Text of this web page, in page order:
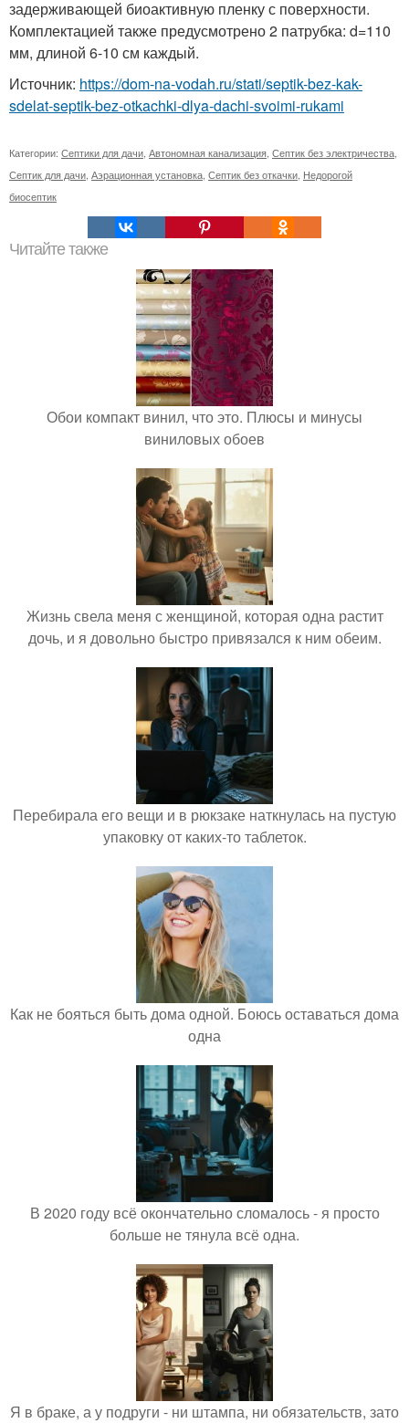
задерживающей биоактивную пленку с поверхности.
Комплектацией также предусмотрено 2 патрубка: d=110
мм, длиной 6-10 см каждый.
Источник: https://dom-na-vodah.ru/stati/septik-bez-kak-
sdelat-septik-bez-otkachki-dlya-dachi-svoimi-rukami
Категории: Септики для дачи Автономная канализация Септик без электричества
Септик для дачи Аэрационная установка Септик без откачки Недорогой
биосептик
Читайте также
Обои компакт винил, что это. Плюсы и минусы
виниловых обоев
Жизнь свела меня с женщиной, которая одна растит
дочь, и я довольно быстро привязался к ним обеим.
Перебирала его вещи и в рюкзаке наткнулась на пустую
упаковку от каких-то таблеток.
Как не бояться быть дома одной. Боюсь оставаться дома
одна
В 2020 году всё окончательно сломалось - я просто
больше не тянула всё одна.
Я в браке, а у подруги - ни штампа, ни обязательств, зато